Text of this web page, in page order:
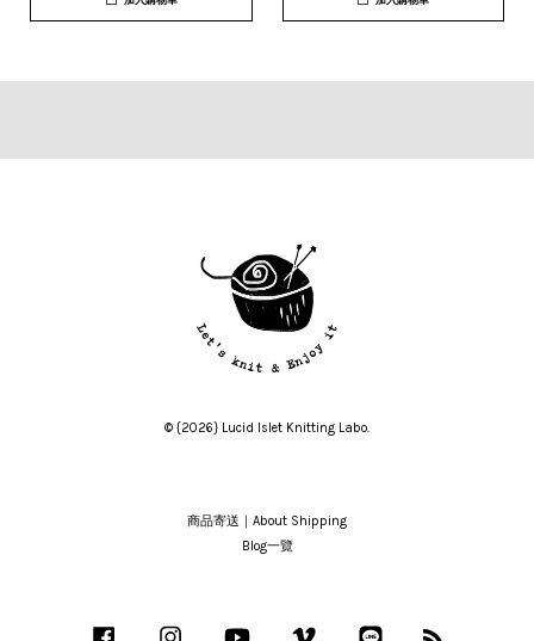
© {2026} Lucid Islet Knitting Labo.
商品寄送｜About Shipping
Blog一覽
Facebook Instagram YouTube